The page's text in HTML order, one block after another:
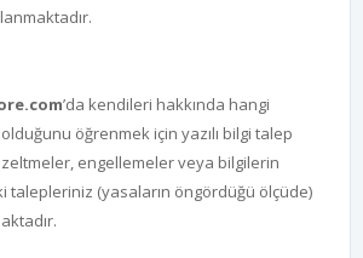
’da kendileri hakkında hangi
öğrenmek için yazılı bilgi talep
engellemeler veya bilgilerin
talepleriniz (yasaların öngördüğü ölçüde)